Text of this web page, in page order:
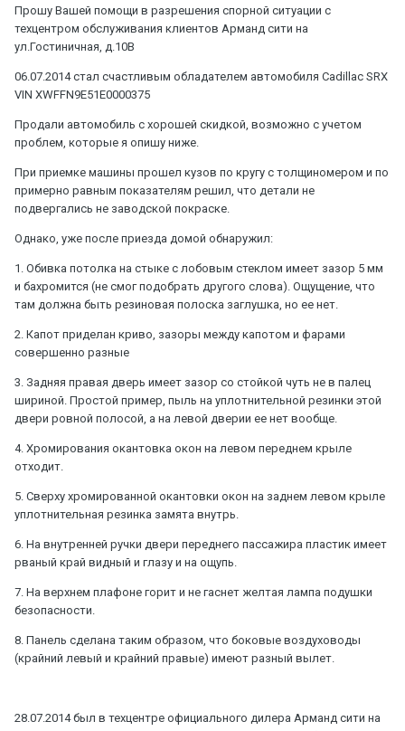
Прошу Вашей помощи в разрешения спорной ситуации с
техцентром обслуживания клиентов Арманд сити на
ул.Гостиничная, д.10В
06.07.2014 стал счастливым обладателем автомобиля Cadillac SRX
VIN XWFFN9E51E0000375
Продали автомобиль с хорошей скидкой, возможно с учетом
проблем, которые я опишу ниже.
При приемке машины прошел кузов по кругу с толщиномером и по
примерно равным показателям решил, что детали не
подвергались не заводской покраске.
Однако, уже после приезда домой обнаружил:
1. Обивка потолка на стыке с лобовым стеклом имеет зазор 5 мм
и бахромится (не смог подобрать другого слова). Ощущение, что
там должна быть резиновая полоска заглушка, но ее нет.
2. Капот приделан криво, зазоры между капотом и фарами
совершенно разные
3. Задняя правая дверь имеет зазор со стойкой чуть не в палец
шириной. Простой пример, пыль на уплотнительной резинки этой
двери ровной полосой, а на левой дверии ее нет вообще.
4. Хромирования окантовка окон на левом переднем крыле
отходит.
5. Сверху хромированной окантовки окон на заднем левом крыле
уплотнительная резинка замята внутрь.
6. На внутренней ручки двери переднего пассажира пластик имеет
рваный край видный и глазу и на ощупь.
7. На верхнем плафоне горит и не гаснет желтая лампа подушки
безопасности.
8. Панель сделана таким образом, что боковые воздуховоды
(крайний левый и крайний правые) имеют разный вылет.
28.07.2014 был в техцентре официального дилера Арманд сити на